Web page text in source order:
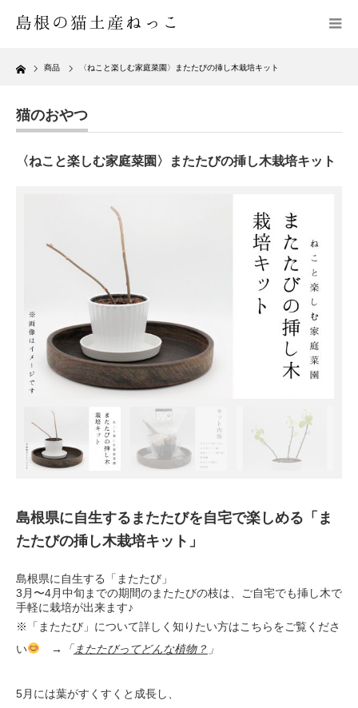
Home 商品 〈ねこと楽しむ家庭菜園〉またたびの挿し木栽培キット
猫のおやつ
〈ねこと楽しむ家庭菜園〉またたびの挿し木栽培キット
島根県に自生するまたたびを自宅で楽しめる「ま
たたびの挿し木栽培キット」
島根県に自生する「またたび」
3月〜4月中旬までの期間のまたたびの枝は、ご自宅でも挿し木で
手軽に栽培が出来ます♪
※「またたび」について詳しく知りたい方はこちらをご覧くださ
い
→「またたびってどんな植物？ 」
5月には葉がすくすくと成長し、